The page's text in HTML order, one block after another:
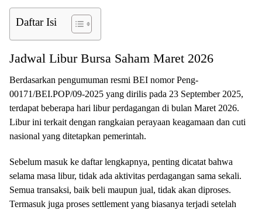
Daftar Isi
Jadwal Libur Bursa Saham Maret 2026
Berdasarkan pengumuman resmi BEI nomor Peng-
00171/BEI.POP/09-2025 yang dirilis pada 23 September 2025,
terdapat beberapa hari libur perdagangan di bulan Maret 2026.
Libur ini terkait dengan rangkaian perayaan keagamaan dan cuti
nasional yang ditetapkan pemerintah.
Sebelum masuk ke daftar lengkapnya, penting dicatat bahwa
selama masa libur, tidak ada aktivitas perdagangan sama sekali.
Semua transaksi, baik beli maupun jual, tidak akan diproses.
Termasuk juga proses settlement yang biasanya terjadi setelah